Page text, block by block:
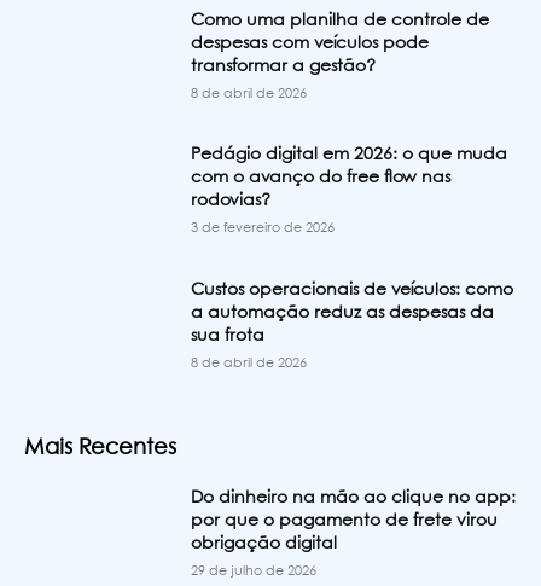
Como uma planilha de controle de
despesas com veículos pode
transformar a gestão?
8 de abril de 2026
Pedágio digital em 2026: o que muda
com o avanço do free flow nas
rodovias?
3 de fevereiro de 2026
Custos operacionais de veículos: como
a automação reduz as despesas da
sua frota
8 de abril de 2026
Mais Recentes
Do dinheiro na mão ao clique no app:
por que o pagamento de frete virou
obrigação digital
29 de julho de 2026